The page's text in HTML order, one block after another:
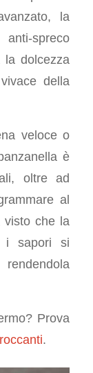
la
spreco
dolcezza
della
veloce o
è
oltre ad
al
visto che la
i sapori si
Prova
.